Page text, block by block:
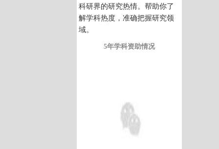
科研界的研究热情。帮助你了
解学科热度，准确把握研究领
域。
5年学科资助情况